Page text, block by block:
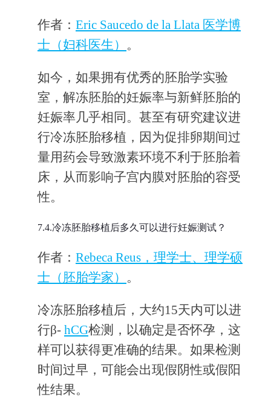
作者： Eric Saucedo de la Llata 医学博
士（妇科医生） 。
如今，如果拥有优秀的胚胎学实验
室，解冻胚胎的妊娠率与新鲜胚胎的
妊娠率几乎相同。甚至有研究建议进
行冷冻胚胎移植，因为促排卵期间过
量用药会导致激素环境不利于胚胎着
床，从而影响子宫内膜对胚胎的容受
性。
7.4.冷冻胚胎移植后多久可以进行妊娠测试？
作者： Rebeca Reus，理学士、理学硕
士（胚胎学家） 。
冷冻胚胎移植后，大约15天内可以进
行β- hCG检测，以确定是否怀孕，这
样可以获得更准确的结果。如果检测
时间过早，可能会出现假阴性或假阳
性结果。